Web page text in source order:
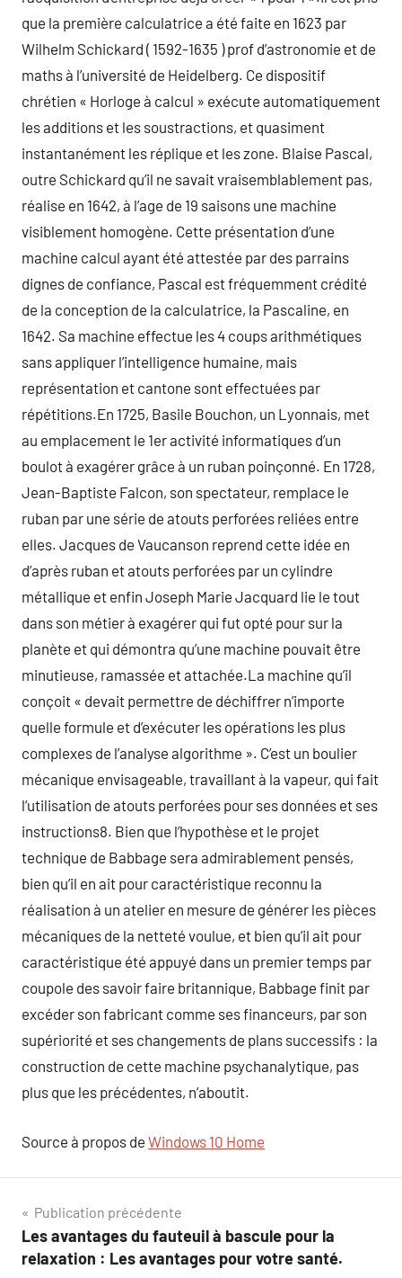
que la première calculatrice a été faite en 1623 par
Wilhelm Schickard ( 1592-1635 ) prof d’astronomie et de
maths à l’université de Heidelberg. Ce dispositif
chrétien « Horloge à calcul » exécute automatiquement
les additions et les soustractions, et quasiment
instantanément les réplique et les zone. Blaise Pascal,
outre Schickard qu’il ne savait vraisemblablement pas,
réalise en 1642, à l’age de 19 saisons une machine
visiblement homogène. Cette présentation d’une
machine calcul ayant été attestée par des parrains
dignes de confiance, Pascal est fréquemment crédité
de la conception de la calculatrice, la Pascaline, en
1642. Sa machine effectue les 4 coups arithmétiques
sans appliquer l’intelligence humaine, mais
représentation et cantone sont effectuées par
répétitions.En 1725, Basile Bouchon, un Lyonnais, met
au emplacement le 1er activité informatiques d’un
boulot à exagérer grâce à un ruban poinçonné. En 1728,
Jean-Baptiste Falcon, son spectateur, remplace le
ruban par une série de atouts perforées reliées entre
elles. Jacques de Vaucanson reprend cette idée en
d’après ruban et atouts perforées par un cylindre
métallique et enfin Joseph Marie Jacquard lie le tout
dans son métier à exagérer qui fut opté pour sur la
planète et qui démontra qu’une machine pouvait être
minutieuse, ramassée et attachée.La machine qu’il
conçoit « devait permettre de déchiffrer n’importe
quelle formule et d’exécuter les opérations les plus
complexes de l’analyse algorithme ». C’est un boulier
mécanique envisageable, travaillant à la vapeur, qui fait
l’utilisation de atouts perforées pour ses données et ses
instructions8. Bien que l’hypothèse et le projet
technique de Babbage sera admirablement pensés,
bien qu’il en ait pour caractéristique reconnu la
réalisation à un atelier en mesure de générer les pièces
mécaniques de la netteté voulue, et bien qu’il ait pour
caractéristique été appuyé dans un premier temps par
coupole des savoir faire britannique, Babbage finit par
excéder son fabricant comme ses financeurs, par son
supériorité et ses changements de plans successifs : la
construction de cette machine psychanalytique, pas
plus que les précédentes, n’aboutit.
Source à propos de Windows 10 Home
Navigation
de
Publication précédente
Les avantages du fauteuil à bascule pour la
relaxation : Les avantages pour votre santé.